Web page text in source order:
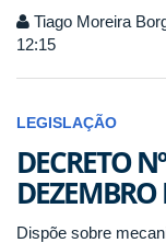
Tiago Moreira
12:15
LEGISLAÇÃO
DECRETO
DEZEMBRO
Dispõe sobre